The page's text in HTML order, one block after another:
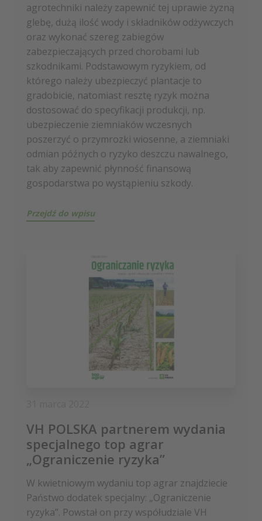
agrotechniki należy zapewnić tej uprawie żyzną
glebę, dużą ilość wody i składników odżywczych
oraz wykonać szereg zabiegów
zabezpieczających przed chorobami lub
szkodnikami. Podstawowym ryzykiem, od
którego należy ubezpieczyć plantacje to
gradobicie, natomiast resztę ryzyk można
dostosować do specyfikacji produkcji, np.
ubezpieczenie ziemniaków wczesnych
poszerzyć o przymrozki wiosenne, a ziemniaki
odmian późnych o ryzyko deszczu nawalnego,
tak aby zapewnić płynność finansową
gospodarstwa po wystąpieniu szkody.
Przejdź do wpisu
VH POLSKA partnerem wydania
specjalnego top agrar
„Ograniczenie ryzyka”
W kwietniowym wydaniu top agrar znajdziecie
Państwo dodatek specjalny: „Ograniczenie
ryzyka”. Powstał on przy współudziale VH